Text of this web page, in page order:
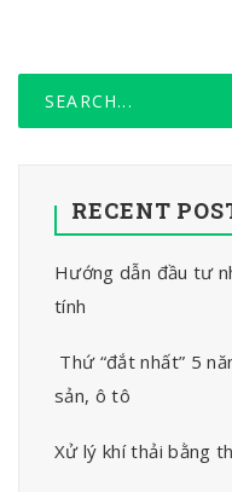
RECENT
Hướng dẫn đầu tư
tính
Thứ “đắt nhất” 5
sản, ô tô
Xử lý khí thải bằng